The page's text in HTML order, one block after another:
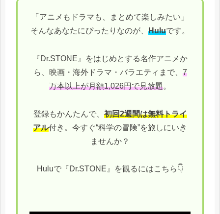
「アニメもドラマも、まとめて楽しみたい」
そんなあなたにぴったりなのが、 Huluです。
『Dr.STONE』をはじめとする名作アニメか
ら、映画・海外ドラマ・バラエティまで、 7
万本以上が月額1,026円で見放題。
登録もかんたんで、 初回2週間は無料トライ
アル付き。今すぐ“科学の冒険”を旅しにいき
ませんか？
Huluで『Dr.STONE』を観るにはこちら👇